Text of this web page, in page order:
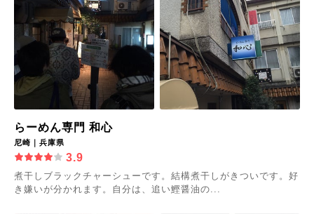
らーめん専門 和心
尼崎｜兵庫県
3.9
煮干しブラックチャーシューです。結構煮干しがきついです。好
き嫌いが分かれます。自分は、追い鰹醤油の...